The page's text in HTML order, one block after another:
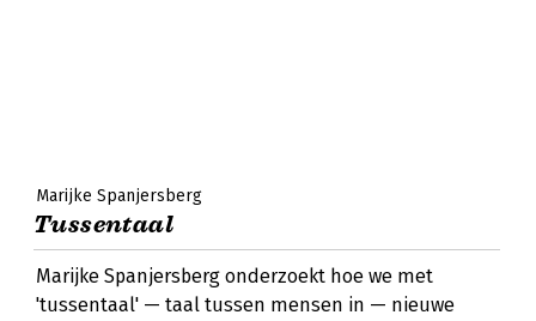
Marijke Spanjersberg
Tussentaal
Marijke Spanjersberg onderzoekt hoe we met
'tussentaal' — taal tussen mensen in — nieuwe